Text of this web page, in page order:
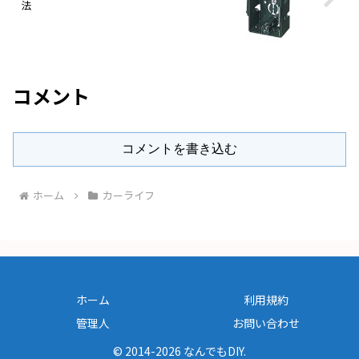
法
コメント
コメントを書き込む
ホーム カーライフ
ホーム
利用規約
管理人
お問い合わせ
© 2014-2026 なんでもDIY.